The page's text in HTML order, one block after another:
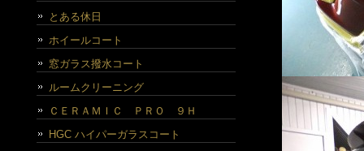
とある休日
ホイールコート
窓ガラス撥水コート
ルームクリーニング
ＣＥＲＡＭＩＣ ＰＲＯ ９Ｈ
HGC ハイパーガラスコート